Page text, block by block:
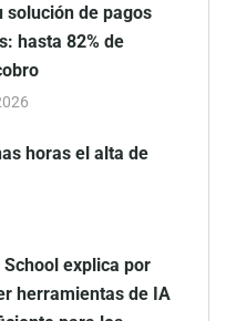
solución de pagos
hasta 82% de
horas el alta de
explica por
herramientas de IA